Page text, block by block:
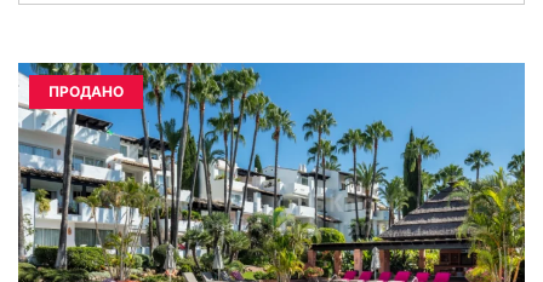
ПРОДАНО